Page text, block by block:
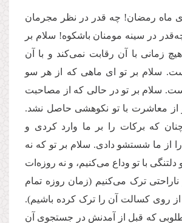
ماه رمضان! چه قدر در نظر مجرمان
در سینه مومنان باشکوه! سلام بر
زمانی با آن رقابت نمی‌کند و با آن
سلام بر تو ای ماهی که از هر سو
سلام بر تو در حالی که از مصاحبت
و از معاشرت با تو نکوهشی حاصل نشد.
که برکات را بر ما وارد کردی و
را از ما شستشو دادی. سلام بر تو که نه
با تو وداع می‌کنیم، و نه روزه‌ات
ترک می‌کنیم (زمان روزه تمام
از روی کسالت آن را ترک کرده باشیم).
که قبل از آمدنش در جستجوی آن